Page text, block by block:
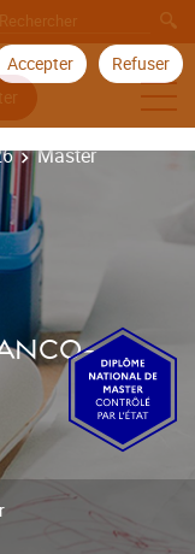
Accepter Refuser
Master